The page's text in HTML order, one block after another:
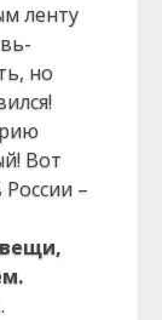
ленту
но
Вот
–